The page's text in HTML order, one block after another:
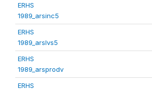
ERHS
1989_arsinc5
ERHS
1989_arslvs5
ERHS
1989_arsprodv
ERHS